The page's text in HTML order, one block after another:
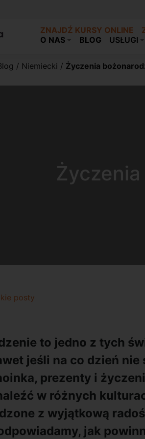
ZNAJDŹ KURSY ONLINE
O NAS
BLOG USŁUGI
/ Niemiecki / Życzenia
posty
to jedno z tych
jeśli na co dzień
prezenty i
w różnych
z wyjątkową
jak